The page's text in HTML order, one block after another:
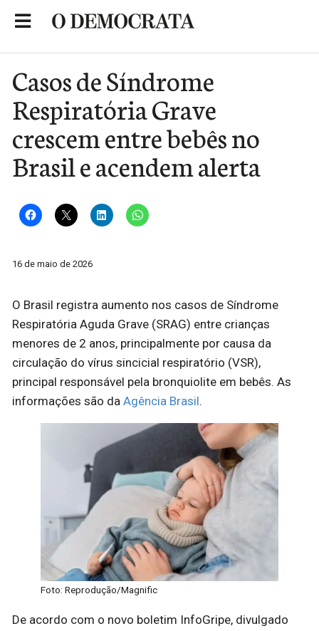
Casos de Síndrome
Respiratória Grave
crescem entre bebês no
Brasil e acendem alerta
16 de maio de 2026
O Brasil registra aumento nos casos de Síndrome
Respiratória Aguda Grave (SRAG) entre crianças
menores de 2 anos, principalmente por causa da
circulação do vírus sincicial respiratório (VSR),
principal responsável pela bronquiolite em bebês. As
informações são da Agência Brasil.
Foto: Reprodução/Magnific
De acordo com o novo boletim InfoGripe, divulgado